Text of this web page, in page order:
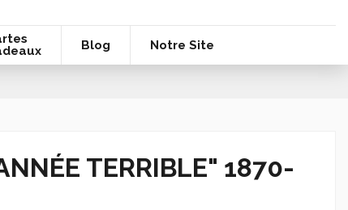
Blog Notre Site
TERRIBLE" 1870-